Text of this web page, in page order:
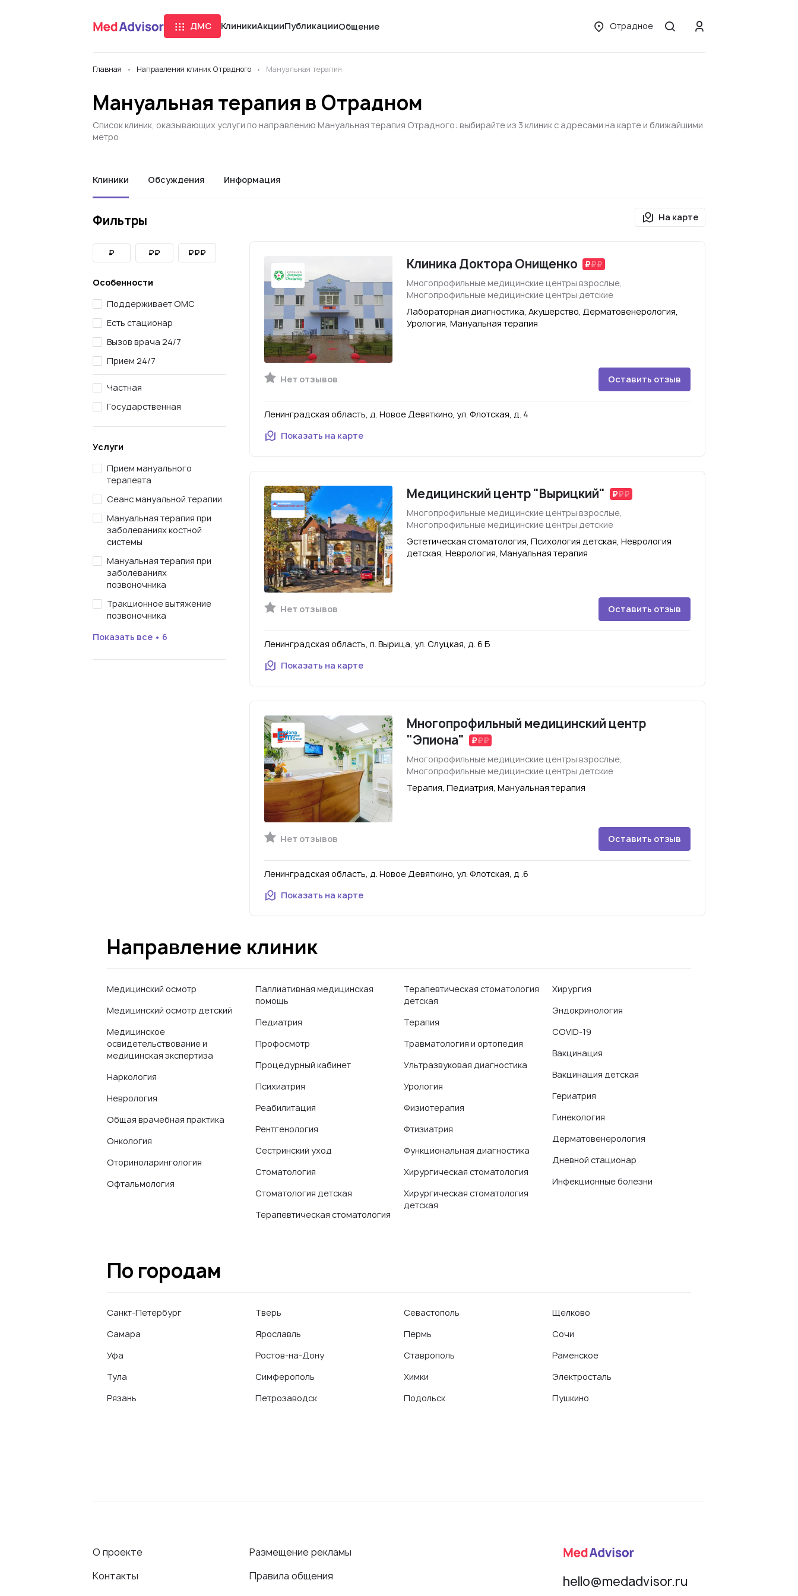
ДМС КлиникиАкцииПубликацииОбщение Отрадное
Главная Направления клиник Отрадного Мануальная терапия
Мануальная терапия в Отрадном
Список клиник, оказывающих услуги по направлению Мануальная терапия Отрадного: выбирайте из 3 клиник с адресами на карте и ближайшими
метро
Клиники Обсуждения Информация
Фильтры
₽ ₽₽ ₽₽₽
Особенности
Поддерживает ОМС
Есть стационар
Вызов врача 24/7
Прием 24/7
Частная
Государственная
Услуги
Прием мануального
терапевта
Сеанс мануальной терапии
Мануальная терапия при
заболеваниях костной
системы
Мануальная терапия при
заболеваниях
позвоночника
Тракционное вытяжение
позвоночника
Показать все • 6
На карте
Клиника Доктора Онищенко
Многопрофильные медицинские центры взрослые,
Многопрофильные медицинские центры детские
Лабораторная диагностика, Акушерство, Дерматовенерология,
Урология, Мануальная терапия
Нет отзывов Оставить отзыв
Ленинградская область, д. Новое Девяткино, ул. Флотская, д. 4
Показать на карте
Медицинский центр "Вырицкий"
Многопрофильные медицинские центры взрослые,
Многопрофильные медицинские центры детские
Эстетическая стоматология, Психология детская, Неврология
детская, Неврология, Мануальная терапия
Нет отзывов Оставить отзыв
Ленинградская область, п. Вырица, ул. Слуцкая, д. 6 Б
Показать на карте
Многопрофильный медицинский центр
"Эпиона"
Многопрофильные медицинские центры взрослые,
Многопрофильные медицинские центры детские
Терапия, Педиатрия, Мануальная терапия
Нет отзывов Оставить отзыв
Ленинградская область, д. Новое Девяткино, ул. Флотская, д .6
Показать на карте
Направление клиник
Медицинский осмотр
Медицинский осмотр детский
Медицинское
освидетельствование и
медицинская экспертиза
Наркология
Неврология
Общая врачебная практика
Онкология
Оториноларингология
Офтальмология
Паллиативная медицинская
помощь
Педиатрия
Профосмотр
Процедурный кабинет
Психиатрия
Реабилитация
Рентгенология
Сестринский уход
Стоматология
Стоматология детская
Терапевтическая стоматология
Терапевтическая стоматология
детская
Терапия
Травматология и ортопедия
Ультразвуковая диагностика
Урология
Физиотерапия
Фтизиатрия
Функциональная диагностика
Хирургическая стоматология
Хирургическая стоматология
детская
Хирургия
Эндокринология
COVID-19
Вакцинация
Вакцинация детская
Гериатрия
Гинекология
Дерматовенерология
Дневной стационар
Инфекционные болезни
По городам
Санкт-Петербург
Самара
Уфа
Тула
Рязань
Тверь
Ярославль
Ростов-на-Дону
Симферополь
Петрозаводск
Севастополь
Пермь
Ставрополь
Химки
Подольск
Щелково
Сочи
Раменское
Электросталь
Пушкино
О проекте
Контакты
Размещение рекламы
Правила общения
hello@medadvisor.ru